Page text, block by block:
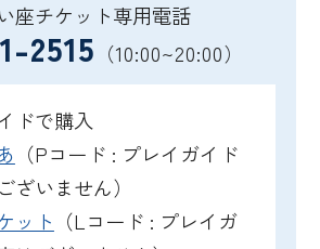
座チケット専用電話
2515 （10:00~20:00）
ドで購入
（Pコード : プレイガイド
ざいません）
ット （Lコード : プレイガ